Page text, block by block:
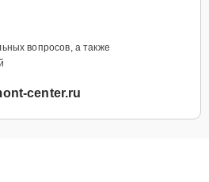
вопросов, а также
center.ru